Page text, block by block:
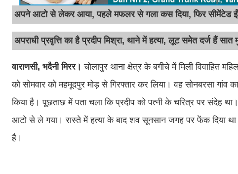
अपने आटो से लेकर आया, पहले मफलर से गला कस दिया, फिर सीमेंटेड
अपराधी प्रवृत्ति का है प्रदीप मिश्रा, थाने में हत्या, लूट समेत दर्ज हैं सात
वाराणसी, भदैनी मिरर।चोलापुर थाना क्षेत्र के बगीचे में मिली
को सोमवार को महमूदपुर मोड़ से गिरफ्तार कर लिया। वह सोनबरसा
किया है। पूछताछ में पता चला कि प्रदीप को पत्नी के चरित्र पर संदेह
आटो से ले गया। रास्ते में हत्या के बाद शव सूनसान जगह पर फेंक दिया
है।